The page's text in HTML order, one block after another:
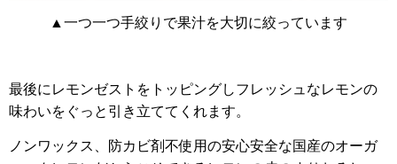
▲一つ一つ手絞りで果汁を大切に絞っています
最後にレモンゼストをトッピングしフレッシュなレモンの
味わいをぐっと引き立ててくれます。
ノンワックス、防カビ剤不使用の安心安全な国産のオーガ